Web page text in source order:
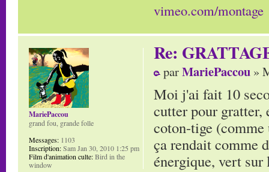
vimeo.com/montage
Re:
parMariePaccou »
Moi j'ai fait 10
cutter pour gratter,
coton-tige
ça rendait comme
énergique, vert sur
MariePaccou
grand fou, grande folle
Messages: 1103
Inscription:Sam Jan 30, 2010 1:25 pm
Film d'animation culte:Bird in the
window